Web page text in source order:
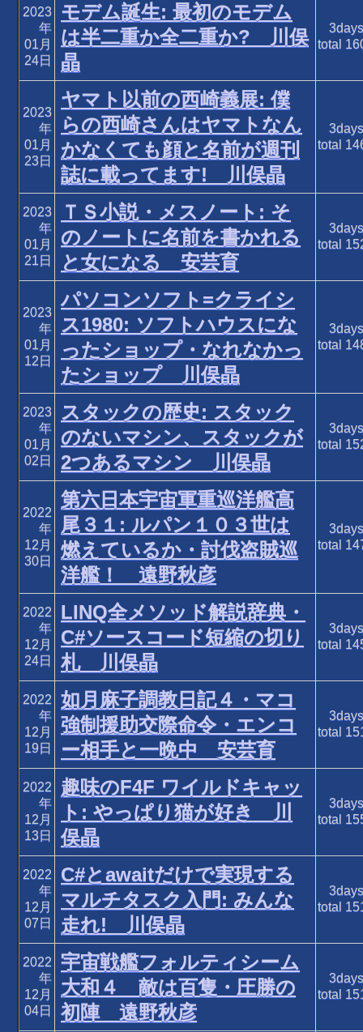
2023
年
01月
24日
モデム誕生: 最初のモデム
は半二重か全二重か? 川俣
晶
total
2023
年
01月
23日
ヤマト以前の西崎義展: 僕
らの西崎さんはヤマトなん
かなくても顔と名前が週刊
誌に載ってます! 川俣晶
total
2023
年
01月
21日
ＴＳ小説・メスノート: そ
のノートに名前を書かれる
と女になる 安芸育
total
2023
年
01月
12日
パソコンソフト=クライシ
ス1980: ソフトハウスにな
ったショップ・なれなかっ
たショップ 川俣晶
total
2023
年
01月
02日
スタックの歴史: スタック
のないマシン、スタックが
2つあるマシン 川俣晶
total
2022
年
12月
30日
第六日本宇宙軍重巡洋艦高
尾３１: ルパン１０３世は
燃えているか・討伐盗賊巡
洋艦！ 遠野秋彦
total
2022
年
12月
24日
LINQ全メソッド解説辞典・
C#ソースコード短縮の切り
札 川俣晶
total
2022
年
12月
19日
如月麻子調教日記４・マコ
強制援助交際命令・エンコ
ー相手と一晩中 安芸育
total
2022
年
12月
13日
趣味のF4F ワイルドキャッ
ト: やっぱり猫が好き 川
俣晶
total
2022
年
12月
07日
C#とawaitだけで実現する
マルチタスク入門: みんな
走れ! 川俣晶
total
2022
年
12月
04日
宇宙戦艦フォルティシーム
大和４ 敵は百隻・圧勝の
初陣 遠野秋彦
total